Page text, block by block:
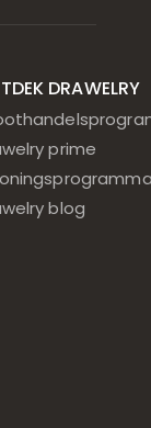
DRAWELRY
prime
blog